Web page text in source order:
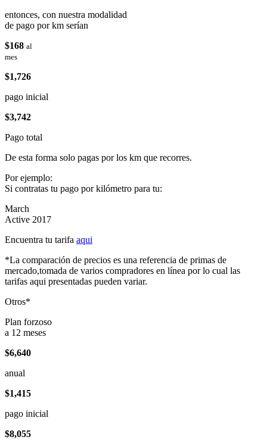
entonces, con nuestra modalidad
de pago por km serían
$168 al
mes
$1,726
pago inicial
$3,742
Pago total
De esta forma solo pagas por los km que recorres.
Por ejemplo:
Si contratas tu pago por kilómetro para tu:
March
Active 2017
Encuentra tu tarifa aqui
*La comparación de precios es una referencia de primas de
mercado,tomada de varios compradores en línea por lo cual las
tarifas aqui presentadas pueden variar.
Otros*
Plan forzoso
a 12 meses
$6,640
anual
$1,415
pago inicial
$8,055